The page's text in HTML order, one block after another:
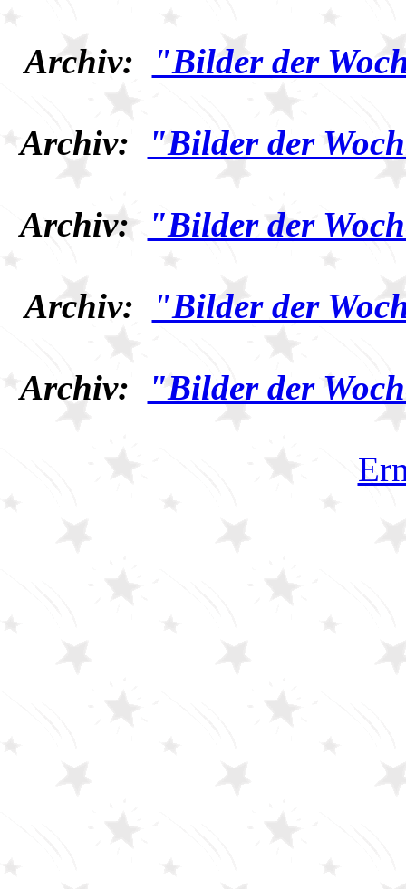
Archiv: "Bilder der
Archiv: "Bilder der
Archiv: "Bilder der
Archiv: "Bilder der
Archiv: "Bilder der